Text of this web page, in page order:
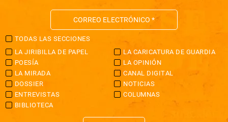
TODAS LAS SECCIONES
LA JIRIBILLA DE PAPEL
LA CARICATURA DE GUARDIA
POESÍA
LA OPINIÓN
LA MIRADA
CANAL DIGITAL
DOSSIER
NOTICIAS
ENTREVISTAS
COLUMNAS
BIBLIOTECA